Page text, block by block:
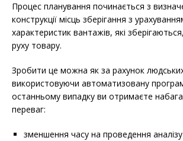
Процес планування починається з
конструкції місць зберігання з
характеристик вантажів, які
руху товару.
Зробити це можна як за рахунок людських
використовуючи автоматизовану
останньому випадку ви отримаєте
переваг:
зменшення часу на проведення